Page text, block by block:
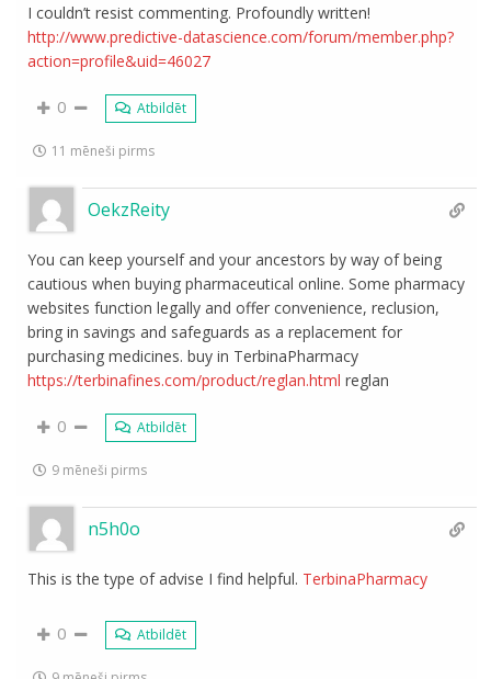
I couldn’t resist commenting. Profoundly written!
http://www.predictive-datascience.com/forum/member.php?
action=profile&uid=46027
0 Atbildēt
11 mēneši pirms
OekzReity
You can keep yourself and your ancestors by way of being
cautious when buying pharmaceutical online. Some pharmacy
websites function legally and offer convenience, reclusion,
bring in savings and safeguards as a replacement for
purchasing medicines. buy in TerbinaPharmacy
https://terbinafines.com/product/reglan.html reglan
0 Atbildēt
9 mēneši pirms
n5h0o
This is the type of advise I find helpful. TerbinaPharmacy
0 Atbildēt